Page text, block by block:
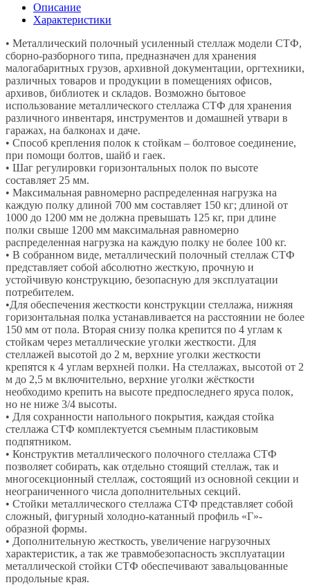
Описание
Характеристики
• Металлический полочный усиленный стеллаж модели СТФ,
сборно-разборного типа, предназначен для хранения
малогабаритных грузов, архивной документации, оргтехники,
различных товаров и продукции в помещениях офисов,
архивов, библиотек и складов. Возможно бытовое
использование металлического стеллажа СТФ для хранения
различного инвентаря, инструментов и домашней утвари в
гаражах, на балконах и даче.
• Способ крепления полок к стойкам – болтовое соединение,
при помощи болтов, шайб и гаек.
• Шаг регулировки горизонтальных полок по высоте
составляет 25 мм.
• Максимальная равномерно распределенная нагрузка на
каждую полку длиной 700 мм составляет 150 кг; длиной от
1000 до 1200 мм не должна превышать 125 кг, при длине
полки свыше 1200 мм максимальная равномерно
распределенная нагрузка на каждую полку не более 100 кг.
• В собранном виде, металлический полочный стеллаж СТФ
представляет собой абсолютно жесткую, прочную и
устойчивую конструкцию, безопасную для эксплуатации
потребителем.
•Для обеспечения жесткости конструкции стеллажа, нижняя
горизонтальная полка устанавливается на расстоянии не более
150 мм от пола. Вторая снизу полка крепится по 4 углам к
стойкам через металлические уголки жесткости. Для
стеллажей высотой до 2 м, верхние уголки жесткости
крепятся к 4 углам верхней полки. На стеллажах, высотой от 2
м до 2,5 м включительно, верхние уголки жёсткости
необходимо крепить на высоте предпоследнего яруса полок,
но не ниже 3/4 высоты.
• Для сохранности напольного покрытия, каждая стойка
стеллажа СТФ комплектуется съемным пластиковым
подпятником.
• Конструктив металлического полочного стеллажа СТФ
позволяет собирать, как отдельно стоящий стеллаж, так и
многосекционный стеллаж, состоящий из основной секции и
неограниченного числа дополнительных секций.
• Стойки металлического стеллажа СТФ представляет собой
сложный, фигурный холодно-катанный профиль «Г»-
образной формы.
• Дополнительную жесткость, увеличение нагрузочных
характеристик, а так же травмобезопасность эксплуатации
металлической стойки СТФ обеспечивают завальцованные
продольные края.